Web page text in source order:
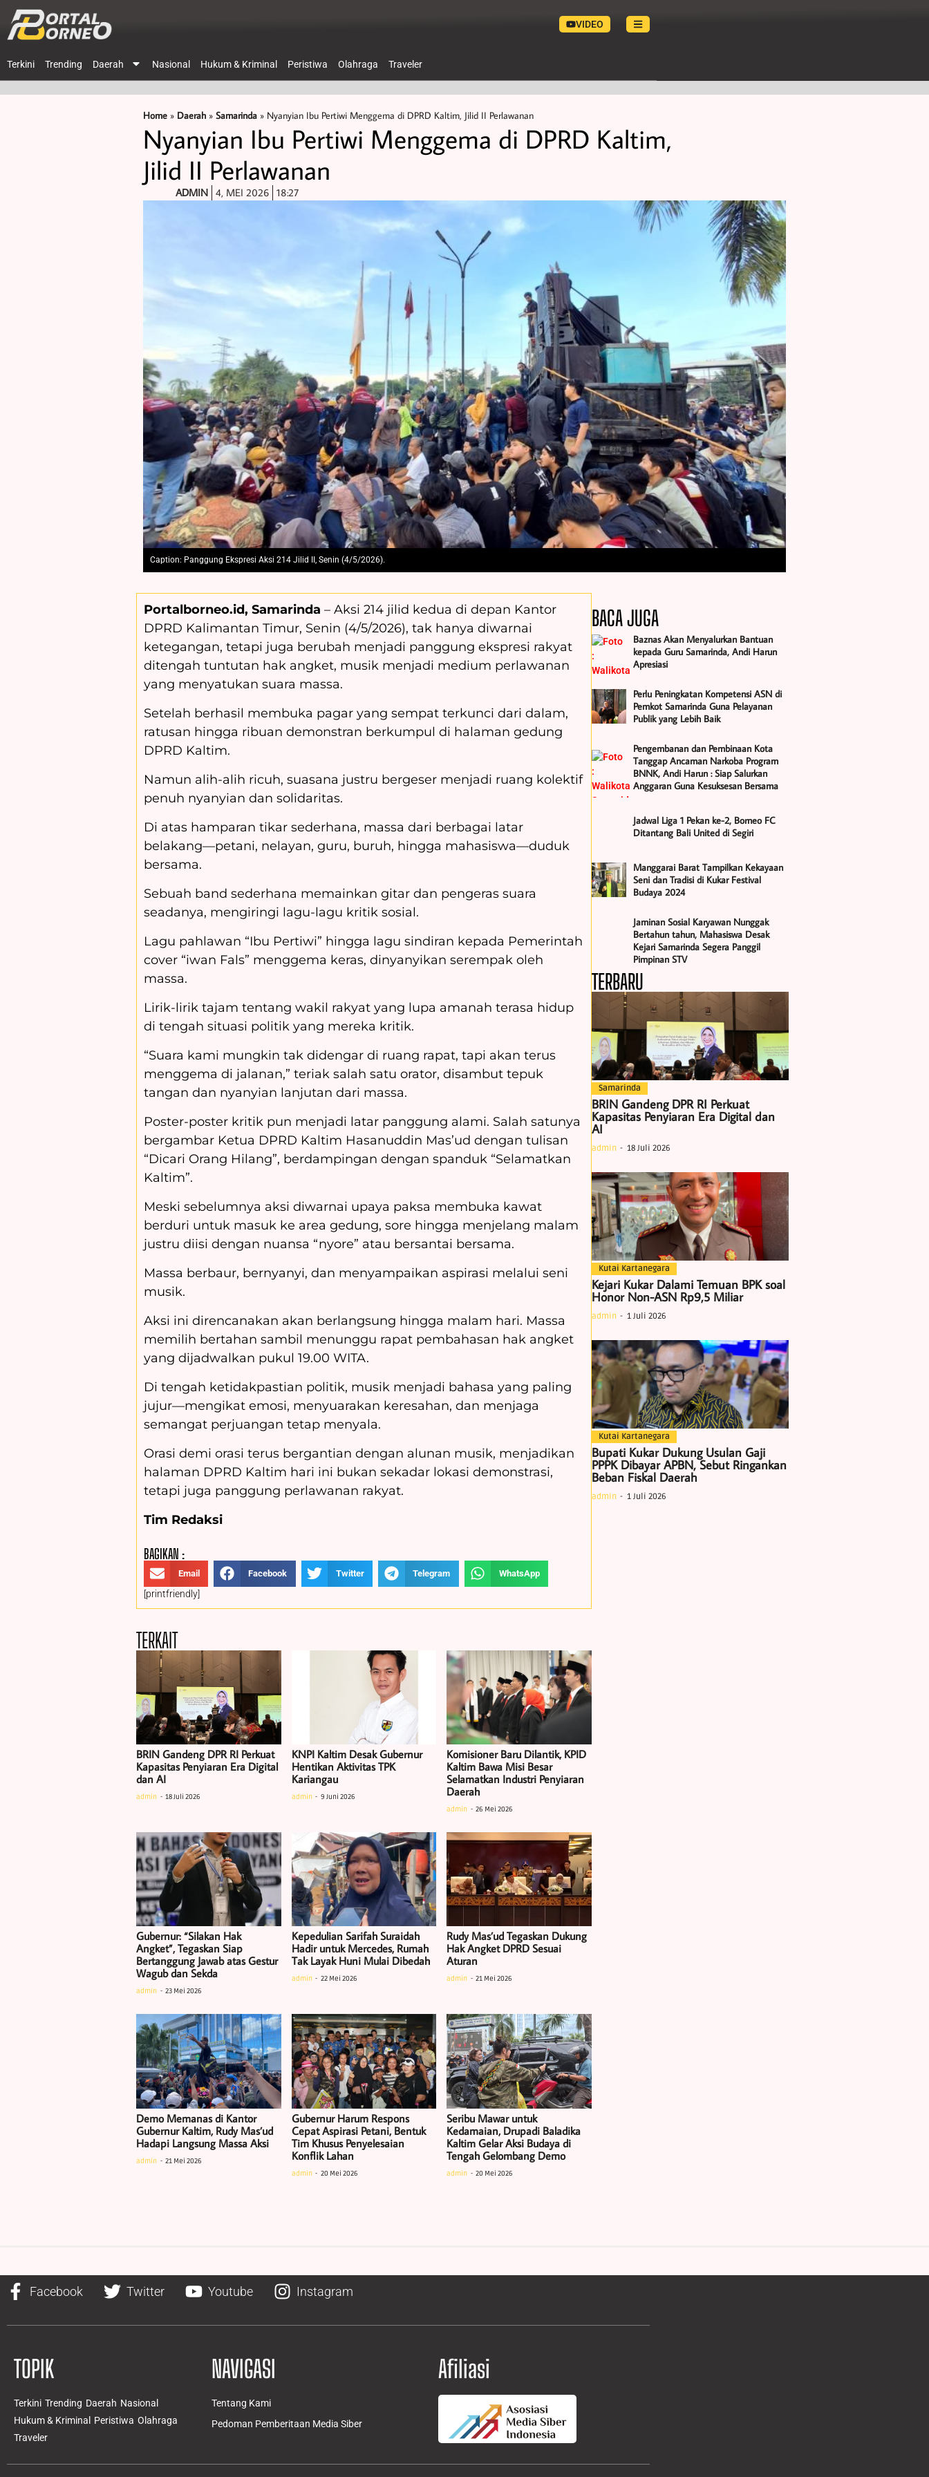
VIDEO
Terkini Trending Daerah Nasional Hukum & Kriminal Peristiwa Olahraga Traveler
Home » Daerah » Samarinda » Nyanyian Ibu Pertiwi Menggema di DPRD Kaltim, Jilid II Perlawanan
Nyanyian Ibu Pertiwi Menggema di DPRD Kaltim,
Jilid II Perlawanan
ADMIN 4, MEI 2026 18:27
Caption: Panggung Ekspresi Aksi 214 Jilid II, Senin (4/5/2026).
Portalborneo.id, Samarinda – Aksi 214 jilid kedua di depan Kantor
DPRD Kalimantan Timur, Senin (4/5/2026), tak hanya diwarnai
ketegangan, tetapi juga berubah menjadi panggung ekspresi rakyat
ditengah tuntutan hak angket, musik menjadi medium perlawanan
yang menyatukan suara massa.
Setelah berhasil membuka pagar yang sempat terkunci dari dalam,
ratusan hingga ribuan demonstran berkumpul di halaman gedung
DPRD Kaltim.
Namun alih-alih ricuh, suasana justru bergeser menjadi ruang kolektif
penuh nyanyian dan solidaritas.
Di atas hamparan tikar sederhana, massa dari berbagai latar
belakang—petani, nelayan, guru, buruh, hingga mahasiswa—duduk
bersama.
Sebuah band sederhana memainkan gitar dan pengeras suara
seadanya, mengiringi lagu-lagu kritik sosial.
Lagu pahlawan “Ibu Pertiwi” hingga lagu sindiran kepada Pemerintah
cover “iwan Fals” menggema keras, dinyanyikan serempak oleh
massa.
Lirik-lirik tajam tentang wakil rakyat yang lupa amanah terasa hidup
di tengah situasi politik yang mereka kritik.
“Suara kami mungkin tak didengar di ruang rapat, tapi akan terus
menggema di jalanan,” teriak salah satu orator, disambut tepuk
tangan dan nyanyian lanjutan dari massa.
Poster-poster kritik pun menjadi latar panggung alami. Salah satunya
bergambar Ketua DPRD Kaltim Hasanuddin Mas’ud dengan tulisan
“Dicari Orang Hilang”, berdampingan dengan spanduk “Selamatkan
Kaltim”.
Meski sebelumnya aksi diwarnai upaya paksa membuka kawat
berduri untuk masuk ke area gedung, sore hingga menjelang malam
justru diisi dengan nuansa “nyore” atau bersantai bersama.
Massa berbaur, bernyanyi, dan menyampaikan aspirasi melalui seni
musik.
Aksi ini direncanakan akan berlangsung hingga malam hari. Massa
memilih bertahan sambil menunggu rapat pembahasan hak angket
yang dijadwalkan pukul 19.00 WITA.
Di tengah ketidakpastian politik, musik menjadi bahasa yang paling
jujur—mengikat emosi, menyuarakan keresahan, dan menjaga
semangat perjuangan tetap menyala.
Orasi demi orasi terus bergantian dengan alunan musik, menjadikan
halaman DPRD Kaltim hari ini bukan sekadar lokasi demonstrasi,
tetapi juga panggung perlawanan rakyat.
Tim Redaksi
BAGIKAN :
Email Facebook Twitter Telegram WhatsApp
[printfriendly]
TERKAIT
BRIN Gandeng DPR RI Perkuat
Kapasitas Penyiaran Era Digital
dan AI
admin 18 Juli 2026
KNPI Kaltim Desak Gubernur
Hentikan Aktivitas TPK
Kariangau
admin 9 Juni 2026
Komisioner Baru Dilantik, KPID
Kaltim Bawa Misi Besar
Selamatkan Industri Penyiaran
Daerah
admin 26 Mei 2026
Gubernur: “Silakan Hak
Angket”, Tegaskan Siap
Bertanggung Jawab atas Gestur
Wagub dan Sekda
admin 23 Mei 2026
Kepedulian Sarifah Suraidah
Hadir untuk Mercedes, Rumah
Tak Layak Huni Mulai Dibedah
admin 22 Mei 2026
Rudy Mas’ud Tegaskan Dukung
Hak Angket DPRD Sesuai
Aturan
admin 21 Mei 2026
Demo Memanas di Kantor
Gubernur Kaltim, Rudy Mas’ud
Hadapi Langsung Massa Aksi
admin 21 Mei 2026
Gubernur Harum Respons
Cepat Aspirasi Petani, Bentuk
Tim Khusus Penyelesaian
Konflik Lahan
admin 20 Mei 2026
Seribu Mawar untuk
Kedamaian, Drupadi Baladika
Kaltim Gelar Aksi Budaya di
Tengah Gelombang Demo
admin 20 Mei 2026
BACA JUGA
Baznas Akan Menyalurkan Bantuan
kepada Guru Samarinda, Andi Harun
Apresiasi
Perlu Peningkatan Kompetensi ASN di
Pemkot Samarinda Guna Pelayanan
Publik yang Lebih Baik
Pengembanan dan Pembinaan Kota
Tanggap Ancaman Narkoba Program
BNNK, Andi Harun : Siap Salurkan
Anggaran Guna Kesuksesan Bersama
Jadwal Liga 1 Pekan ke-2, Borneo FC
Ditantang Bali United di Segiri
Manggarai Barat Tampilkan Kekayaan
Seni dan Tradisi di Kukar Festival
Budaya 2024
Jaminan Sosial Karyawan Nunggak
Bertahun tahun, Mahasiswa Desak
Kejari Samarinda Segera Panggil
Pimpinan STV
TERBARU
Samarinda
BRIN Gandeng DPR RI Perkuat
Kapasitas Penyiaran Era Digital dan
AI
admin 18 Juli 2026
Kutai Kartanegara
Kejari Kukar Dalami Temuan BPK soal
Honor Non-ASN Rp9,5 Miliar
admin 1 Juli 2026
Kutai Kartanegara
Bupati Kukar Dukung Usulan Gaji
PPPK Dibayar APBN, Sebut Ringankan
Beban Fiskal Daerah
admin 1 Juli 2026
Facebook Twitter Youtube Instagram
TOPIK
Terkini Trending Daerah Nasional
Hukum & Kriminal Peristiwa Olahraga
Traveler
NAVIGASI
Tentang Kami
Pedoman Pemberitaan Media Siber
Afiliasi